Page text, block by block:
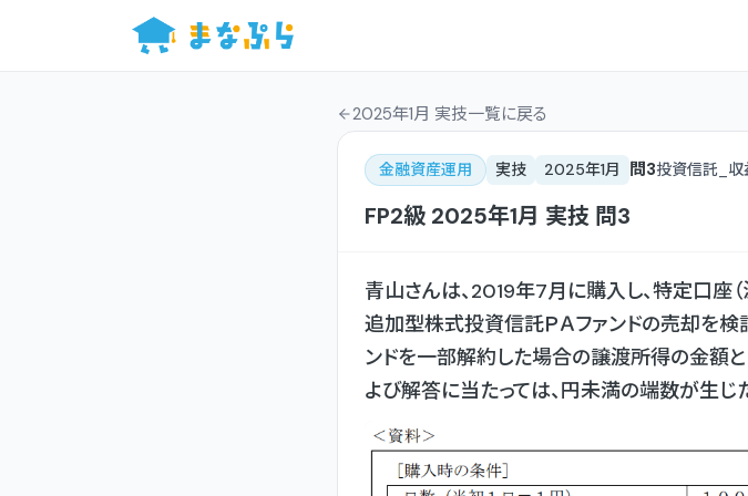
2025年1月 実技一覧に戻る
金融資産運用 実技 2025年1月 問3投資信託_
FP2級 2025年1月 実技 問3
青山さんは、2019年7月に購入し、特定口座
追加型株式投資信託ＰＡファンドの売却を検
ンドを一部解約した場合の譲渡所得の金額と
よび解答に当たっては、円未満の端数が生じ